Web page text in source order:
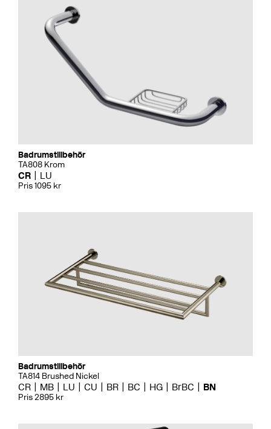
Badrumstillbehör
TA808 Krom
CR LU
Pris 1095 kr
Badrumstillbehör
TA814 Brushed Nickel
CR MB LU CU BR BC HG BrBC BN
Pris 2895 kr